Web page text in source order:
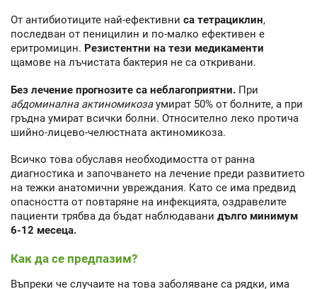
От антибиотиците най-ефективни са тетрациклин,
последван от пеницилин и по-малко ефективен е
еритромицин. Резистентни на тези медикаменти
щамове на лъчистата бактерия не са откривани.
Без лечение прогнозите са неблагоприятни. При
абдоминална актиномикозаумират 50% от болните, а при
гръдна умират всички болни. Относително леко протича
шийно-лицево-челюстната актиномикоза.
Всичко това обуславя необходимостта от ранна
диагностика и започването на лечение преди развитието
на тежки анатомични увреждания. Като се има предвид
опасността от повтаряне на инфекцията, оздравелите
пациенти трябва да бъдат наблюдавани дълго минимум
6-12 месеца.
Как да се предпазим?
Въпреки че случаите на това заболяване са рядки, има